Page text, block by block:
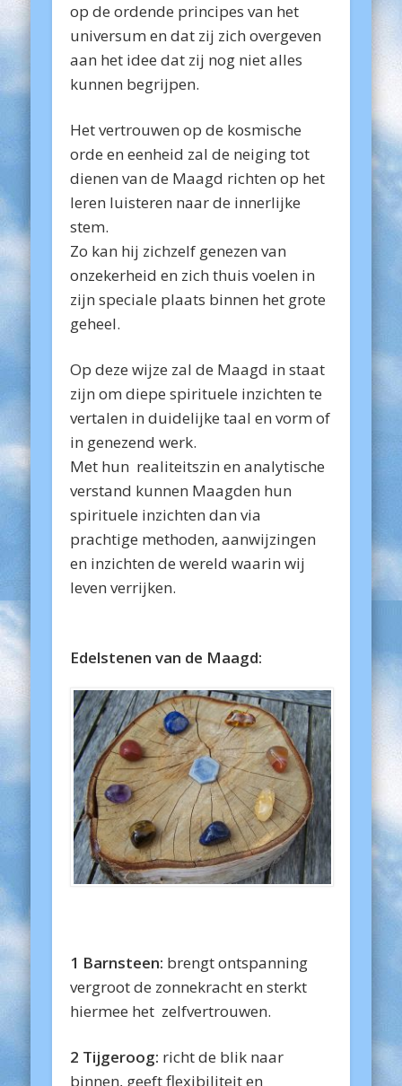
op de ordende principes van het
universum en dat zij zich overgeven
aan het idee dat zij nog niet alles
kunnen begrijpen.
Het vertrouwen op de kosmische
orde en eenheid zal de neiging tot
dienen van de Maagd richten op het
leren luisteren naar de innerlijke
stem.
Zo kan hij zichzelf genezen van
onzekerheid en zich thuis voelen in
zijn speciale plaats binnen het grote
geheel.
Op deze wijze zal de Maagd in staat
zijn om diepe spirituele inzichten te
vertalen in duidelijke taal en vorm of
in genezend werk.
Met hun realiteitszin en analytische
verstand kunnen Maagden hun
spirituele inzichten dan via
prachtige methoden, aanwijzingen
en inzichten de wereld waarin wij
leven verrijken.
Edelstenen van de Maagd:
1 Barnsteen: brengt ontspanning
vergroot de zonnekracht en sterkt
hiermee het zelfvertrouwen.
2 Tijgeroog: richt de blik naar
binnen, geeft flexibiliteit en